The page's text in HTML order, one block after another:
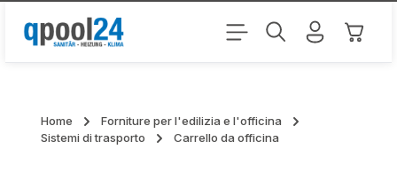
Passa al contenuto principale Il
Home
Forniture per l'edilizia e l'officina
Sistemi di trasporto
Carrello da officina